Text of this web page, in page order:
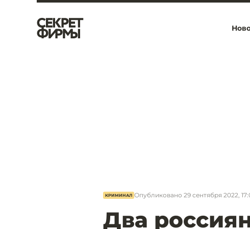
КРИМИНАЛ Опубликовано 29 сентября 2022,
Два